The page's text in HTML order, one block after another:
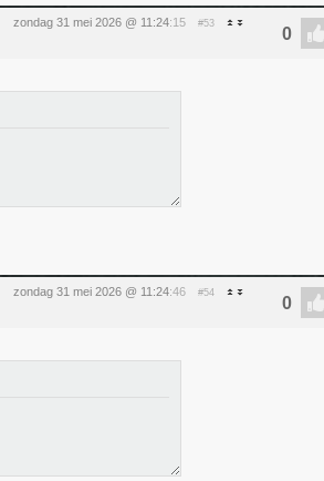
zondag 31 mei 2026 @ 11:24:15 #53
zondag 31 mei 2026 @ 11:24:46 #54